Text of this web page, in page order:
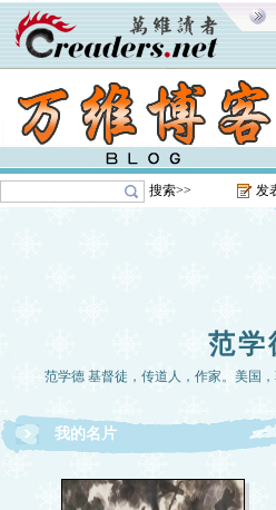
搜索>> 发
范学
范学德 基督徒，传道人，作家。美国
我的名片